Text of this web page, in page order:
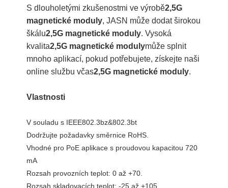
S dlouholetými zkušenostmi ve výrobě2,5G
magnetické moduly, JASN může dodat širokou
škálu2,5G magnetické moduly. Vysoká
kvalita2,5G magnetické modulymůže splnit
mnoho aplikací, pokud potřebujete, získejte naši
online službu včas2,5G magnetické moduly.
Vlastnosti
V souladu s IEEE802.3bz&802.3bt
Dodržujte požadavky směrnice RoHS.
Vhodné pro PoE aplikace s proudovou kapacitou 720
mA
Rozsah provozních teplot: 0 až +70.
Rozsah skladovacích teplot: -25 až +105.